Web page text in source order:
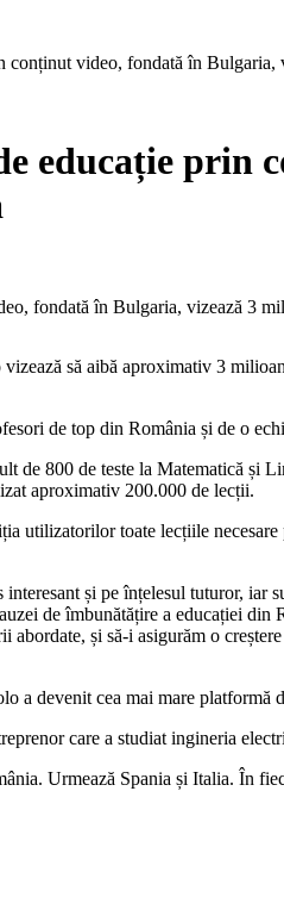
conținut video, fondată în
educație prin
să aibă aproximativ 3
de top din România și de o
de 800 de teste la Matematică și
aproximativ 200.000 de lecții.
utilizatorilor toate lecțiile
interesant și pe înțelesul tuturor,
de îmbunătățire a educației
și să-i asigurăm o
a devenit cea mai mare
care a studiat ingineria
Urmează Spania și Italia. În